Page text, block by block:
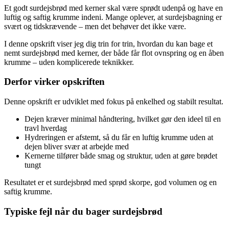
Et godt surdejsbrød med kerner skal være sprødt udenpå og have en
luftig og saftig krumme indeni. Mange oplever, at surdejsbagning er
svært og tidskrævende – men det behøver det ikke være.
I denne opskrift viser jeg dig trin for trin, hvordan du kan bage et
nemt surdejsbrød med kerner, der både får flot ovnspring og en åben
krumme – uden komplicerede teknikker.
Derfor virker opskriften
Denne opskrift er udviklet med fokus på enkelhed og stabilt resultat.
Dejen kræver minimal håndtering, hvilket gør den ideel til en
travl hverdag
Hydreringen er afstemt, så du får en luftig krumme uden at
dejen bliver svær at arbejde med
Kernerne tilfører både smag og struktur, uden at gøre brødet
tungt
Resultatet er et surdejsbrød med sprød skorpe, god volumen og en
saftig krumme.
Typiske fejl når du bager surdejsbrød